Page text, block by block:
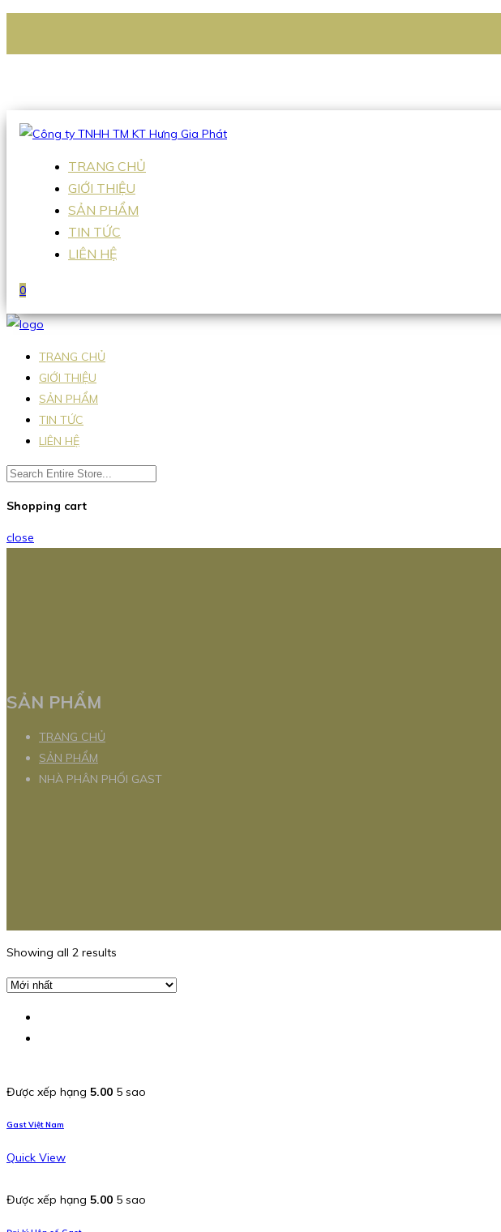
Hotline:0938 336 079
TRANG CHỦ
GIỚI THIỆU
SẢN PHẨM
TIN TỨC
LIÊN HỆ
0
TRANG CHỦ
GIỚI THIỆU
SẢN PHẨM
TIN TỨC
LIÊN HỆ
Shopping cart
close
SẢN PHẨM
TRANG CHỦ
SẢN PHẨM
NHÀ PHÂN PHỐI GAST
Showing all 2 results
Được xếp hạng 5.00 5 sao
Gast Việt Nam
Quick View
Được xếp hạng 5.00 5 sao